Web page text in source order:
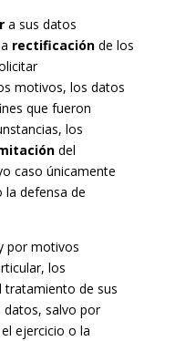
a sus datos
rectificaciónde los
motivos, los datos
que fueron
los
del
caso únicamente
la defensa de
por motivos
los
tratamiento de sus
datos, salvo por
ejercicio o la